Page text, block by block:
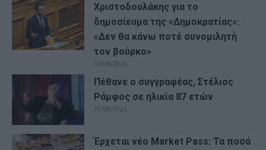
Χριστοδουλάκης για το
δημοσίευμα της «Δημοκρατίας»:
«Δεν θα κάνω ποτέ συνομιλητή
τον βούρκο»
10/08/2026
Πέθανε ο συγγραφέας, Στέλιος
Ράμφος σε ηλικία 87 ετών
10/08/2026
Έρχεται νέο Market Pass: Τα ποσά